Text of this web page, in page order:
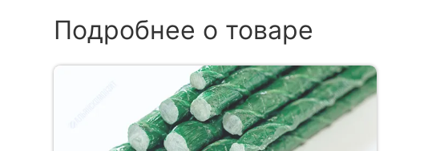
Подробнее о товаре